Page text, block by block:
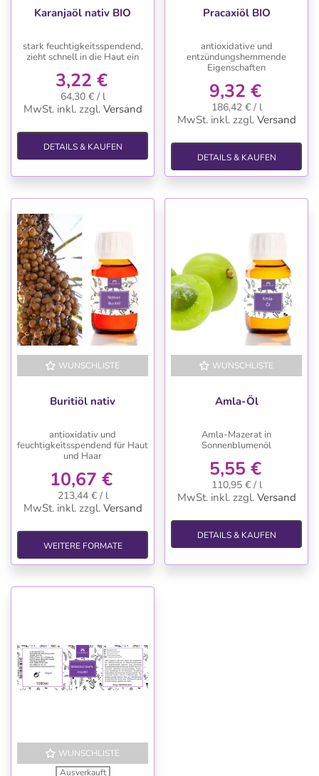
Karanjaöl nativ BIO
stark feuchtigkeitsspendend,
zieht schnell in die Haut ein
3,22 €
64,30 € / l
MwSt. inkl. zzgl. Versand
DETAILS & KAUFEN
Pracaxiöl BIO
antioxidative und
entzündungshemmende
Eigenschaften
9,32 €
186,42 € / l
MwSt. inkl. zzgl. Versand
DETAILS & KAUFEN
WUNSCHLISTE
Buritiöl nativ
antioxidativ und
feuchtigkeitsspendend für Haut
und Haar
10,67 €
213,44 € / l
MwSt. inkl. zzgl. Versand
WEITERE FORMATE
WUNSCHLISTE
Amla-Öl
Amla-Mazerat in
Sonnenblumenöl
5,55 €
110,95 € / l
MwSt. inkl. zzgl. Versand
DETAILS & KAUFEN
WUNSCHLISTE
Ausverkauft